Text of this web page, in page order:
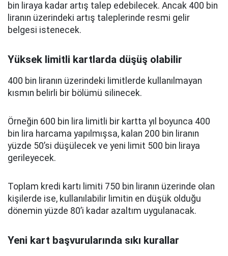
bin liraya kadar artış talep edebilecek. Ancak 400 bin
liranın üzerindeki artış taleplerinde resmi gelir
belgesi istenecek.
Yüksek limitli kartlarda düşüş olabilir
400 bin liranın üzerindeki limitlerde kullanılmayan
kısmın belirli bir bölümü silinecek.
Örneğin 600 bin lira limitli bir kartta yıl boyunca 400
bin lira harcama yapılmışsa, kalan 200 bin liranın
yüzde 50’si düşülecek ve yeni limit 500 bin liraya
gerileyecek.
Toplam kredi kartı limiti 750 bin liranın üzerinde olan
kişilerde ise, kullanılabilir limitin en düşük olduğu
dönemin yüzde 80’i kadar azaltım uygulanacak.
Yeni kart başvurularında sıkı kurallar